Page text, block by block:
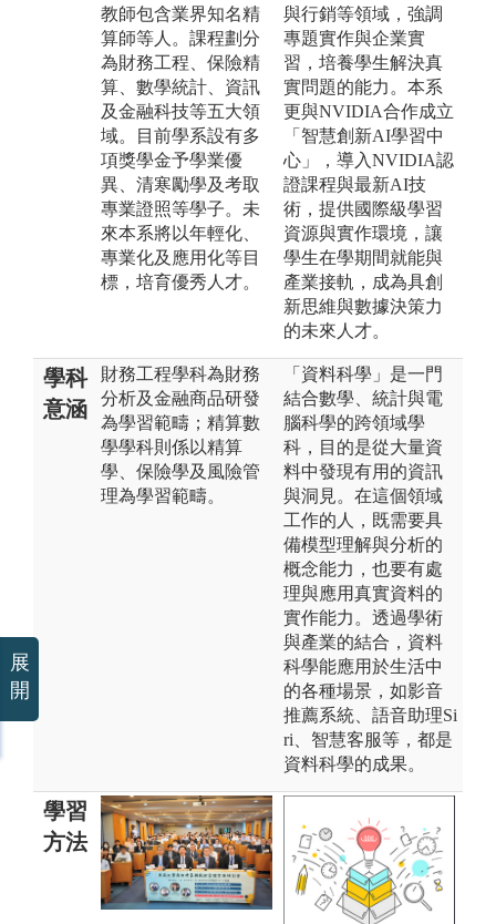
教師包含業界知名精
算師等人。課程劃分
為財務工程、保險精
算、數學統計、資訊
及金融科技等五大領
域。目前學系設有多
項獎學金予學業優
異、清寒勵學及考取
專業證照等學子。未
來本系將以年輕化、
專業化及應用化等目
標，培育優秀人才。
與行銷等領域，強調
專題實作與企業實
習，培養學生解決真
實問題的能力。本系
更與NVIDIA合作成立
「智慧創新AI學習中
心」，導入NVIDIA認
證課程與最新AI技
術，提供國際級學習
資源與實作環境，讓
學生在學期間就能與
產業接軌，成為具創
新思維與數據決策力
的未來人才。
學科
意涵
財務工程學科為財務
分析及金融商品研發
為學習範疇；精算數
學學科則係以精算
學、保險學及風險管
理為學習範疇。
「資料科學」是一門
結合數學、統計與電
腦科學的跨領域學
科，目的是從大量資
料中發現有用的資訊
與洞見。在這個領域
工作的人，既需要具
備模型理解與分析的
概念能力，也要有處
理與應用真實資料的
實作能力。透過學術
與產業的結合，資料
科學能應用於生活中
的各種場景，如影音
推薦系統、語音助理Si
ri、智慧客服等，都是
資料科學的成果。
學習
方法
展
開